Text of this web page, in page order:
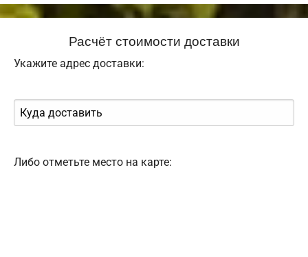
Расчёт стоимости доставки
Укажите адрес доставки:
Либо отметьте место на карте: